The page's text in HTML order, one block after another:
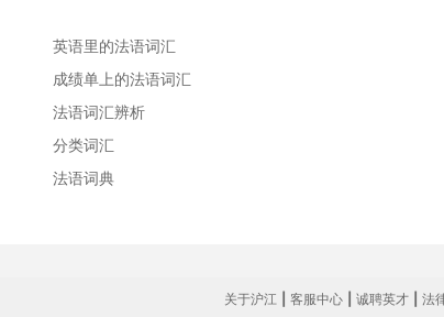
Jean-Franois Clervoy, qui a vol trois fois bord de la
“我们感觉身体要被倒空了，这种感觉很特别，很难用言
累词汇是必须的过程。
英语里的法语词汇
成绩单上的法语词汇
法语词汇辨析
分类词汇
法语词典
关于沪江 客服中心 诚聘英才 法